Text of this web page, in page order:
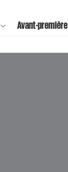
Avant-première